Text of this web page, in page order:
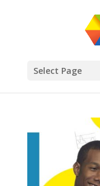
Select Page